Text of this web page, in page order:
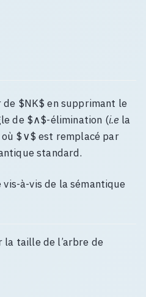
$NK$ en supprimant le
de $∧$-élimination (i.e la
$∨$ est remplacé par
standard.
à-vis de la sémantique
la taille de l’arbre de